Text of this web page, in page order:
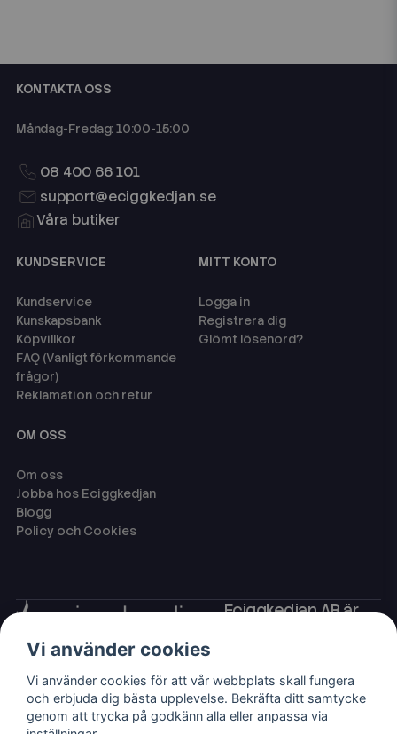
KONTAKTA OSS
Måndag-Fredag: 10:00-15:00
08 400 66 101
support@eciggkedjan.se
Våra butiker
KUNDSERVICE
Kundservice
Kunskapsbank
Köpvillkor
FAQ (Vanligt förkommande
frågor)
Reklamation och retur
MITT KONTO
Logga in
Registrera dig
Glömt lösenord?
OM OSS
Om oss
Jobba hos Eciggkedjan
Blogg
Policy och Cookies
Eciggkedjan AB är
som engångsvape,
eller så kallade
disposables,
Vi använder cookies
Vi använder cookies för att vår webbplats skall fungera
och erbjuda dig bästa upplevelse. Bekräfta ditt samtycke
genom att trycka på godkänn alla eller anpassa via